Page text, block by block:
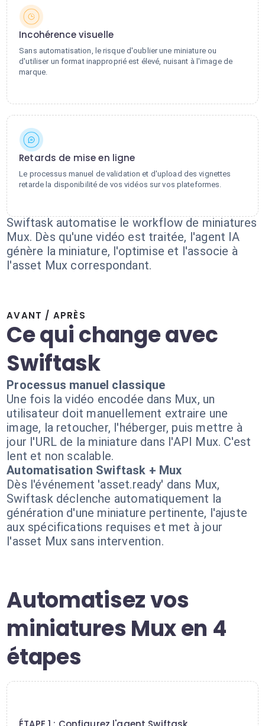
Incohérence visuelle
Sans automatisation, le risque d'oublier une miniature ou
d'utiliser un format inapproprié est élevé, nuisant à l'image de
marque.
Retards de mise en ligne
Le processus manuel de validation et d'upload des vignettes
retarde la disponibilité de vos vidéos sur vos plateformes.
Swiftask automatise le workflow de miniatures
Mux. Dès qu'une vidéo est traitée, l'agent IA
génère la miniature, l'optimise et l'associe à
l'asset Mux correspondant.
AVANT / APRÈS
Ce qui change avec
Swiftask
Processus manuel classique
Une fois la vidéo encodée dans Mux, un
utilisateur doit manuellement extraire une
image, la retoucher, l'héberger, puis mettre à
jour l'URL de la miniature dans l'API Mux. C'est
lent et non scalable.
Automatisation Swiftask + Mux
Dès l'événement 'asset.ready' dans Mux,
Swiftask déclenche automatiquement la
génération d'une miniature pertinente, l'ajuste
aux spécifications requises et met à jour
l'asset Mux sans intervention.
Automatisez vos
miniatures Mux en 4
étapes